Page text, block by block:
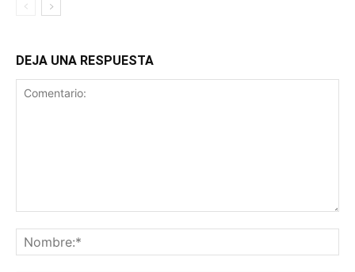
DEJA UNA RESPUESTA